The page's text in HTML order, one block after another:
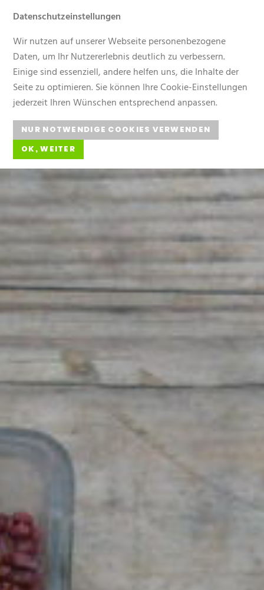
Gärtnerei Elsäßer
Datenschutzeinstellungen
Wir nutzen auf unserer Webseite personenbezogene
Daten, um Ihr Nutzererlebnis deutlich zu verbessern.
Einige sind essenziell, andere helfen uns, die Inhalte der
Seite zu optimieren. Sie können Ihre Cookie-Einstellungen
jederzeit Ihren Wünschen entsprechend anpassen.